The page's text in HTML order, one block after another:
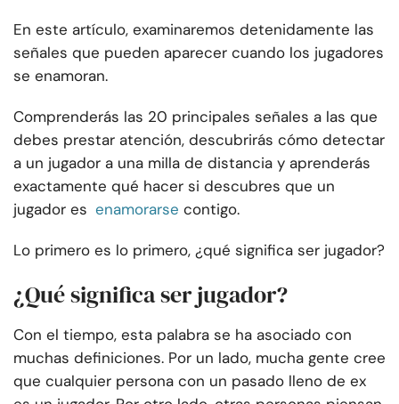
En este artículo, examinaremos detenidamente las
señales que pueden aparecer cuando los jugadores
se enamoran.
Comprenderás las 20 principales señales a las que
debes prestar atención, descubrirás cómo detectar
a un jugador a una milla de distancia y aprenderás
exactamente qué hacer si descubres que un
jugador es enamorarse contigo.
Lo primero es lo primero, ¿qué significa ser jugador?
¿Qué significa ser jugador?
Con el tiempo, esta palabra se ha asociado con
muchas definiciones. Por un lado, mucha gente cree
que cualquier persona con un pasado lleno de ex